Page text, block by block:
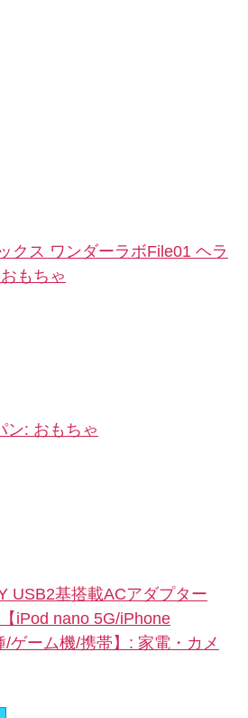
クス ワンダーラボFile01 ヘラ
もちゃ
ン: おもちゃ
USB2基搭載ACアダプター
iPod nano 5G/iPhone
ゲーム機/携帯】: 家電・カメ